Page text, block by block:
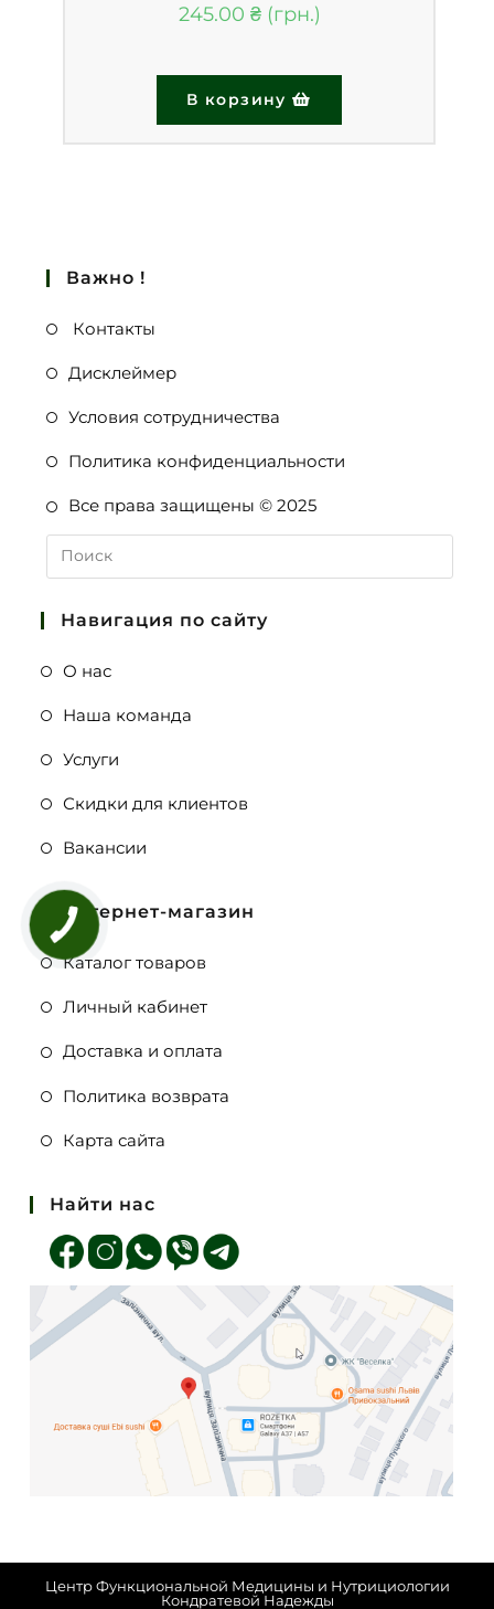
245.00 ₴
В корзину
Важно !
Контакты
Дисклеймер
Условия сотрудничества
Политика конфиденциальности
Все права защищены © 2025
Навигация по сайту
О нас
Наша команда
Услуги
Скидки для клиентов
Вакансии
Интернет-магазин
Каталог товаров
Личный кабинет
Доставка и оплата
Политика возврата
Карта сайта
Найти нас
Центр Функциональной Медицины и Нутрициологии
Кондратевой Надежды